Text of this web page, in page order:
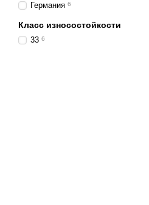
Германия 6
Класс износостойкости
33 6